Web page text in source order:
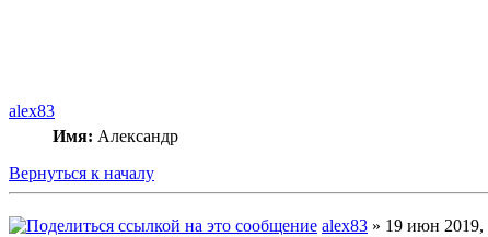
alex83
Имя: Александр
Вернуться к началу
alex83 » 19 июн 2019,